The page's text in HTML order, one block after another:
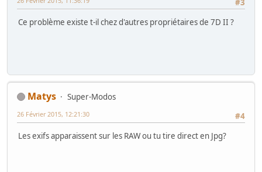
#3
Ce problème existe t-il chez d'autres propriétaires de 7D II ?
Matys
Super-Modos
#4
26 Février 2015, 12:21:30
Les exifs apparaissent sur les RAW ou tu tire direct en Jpg?